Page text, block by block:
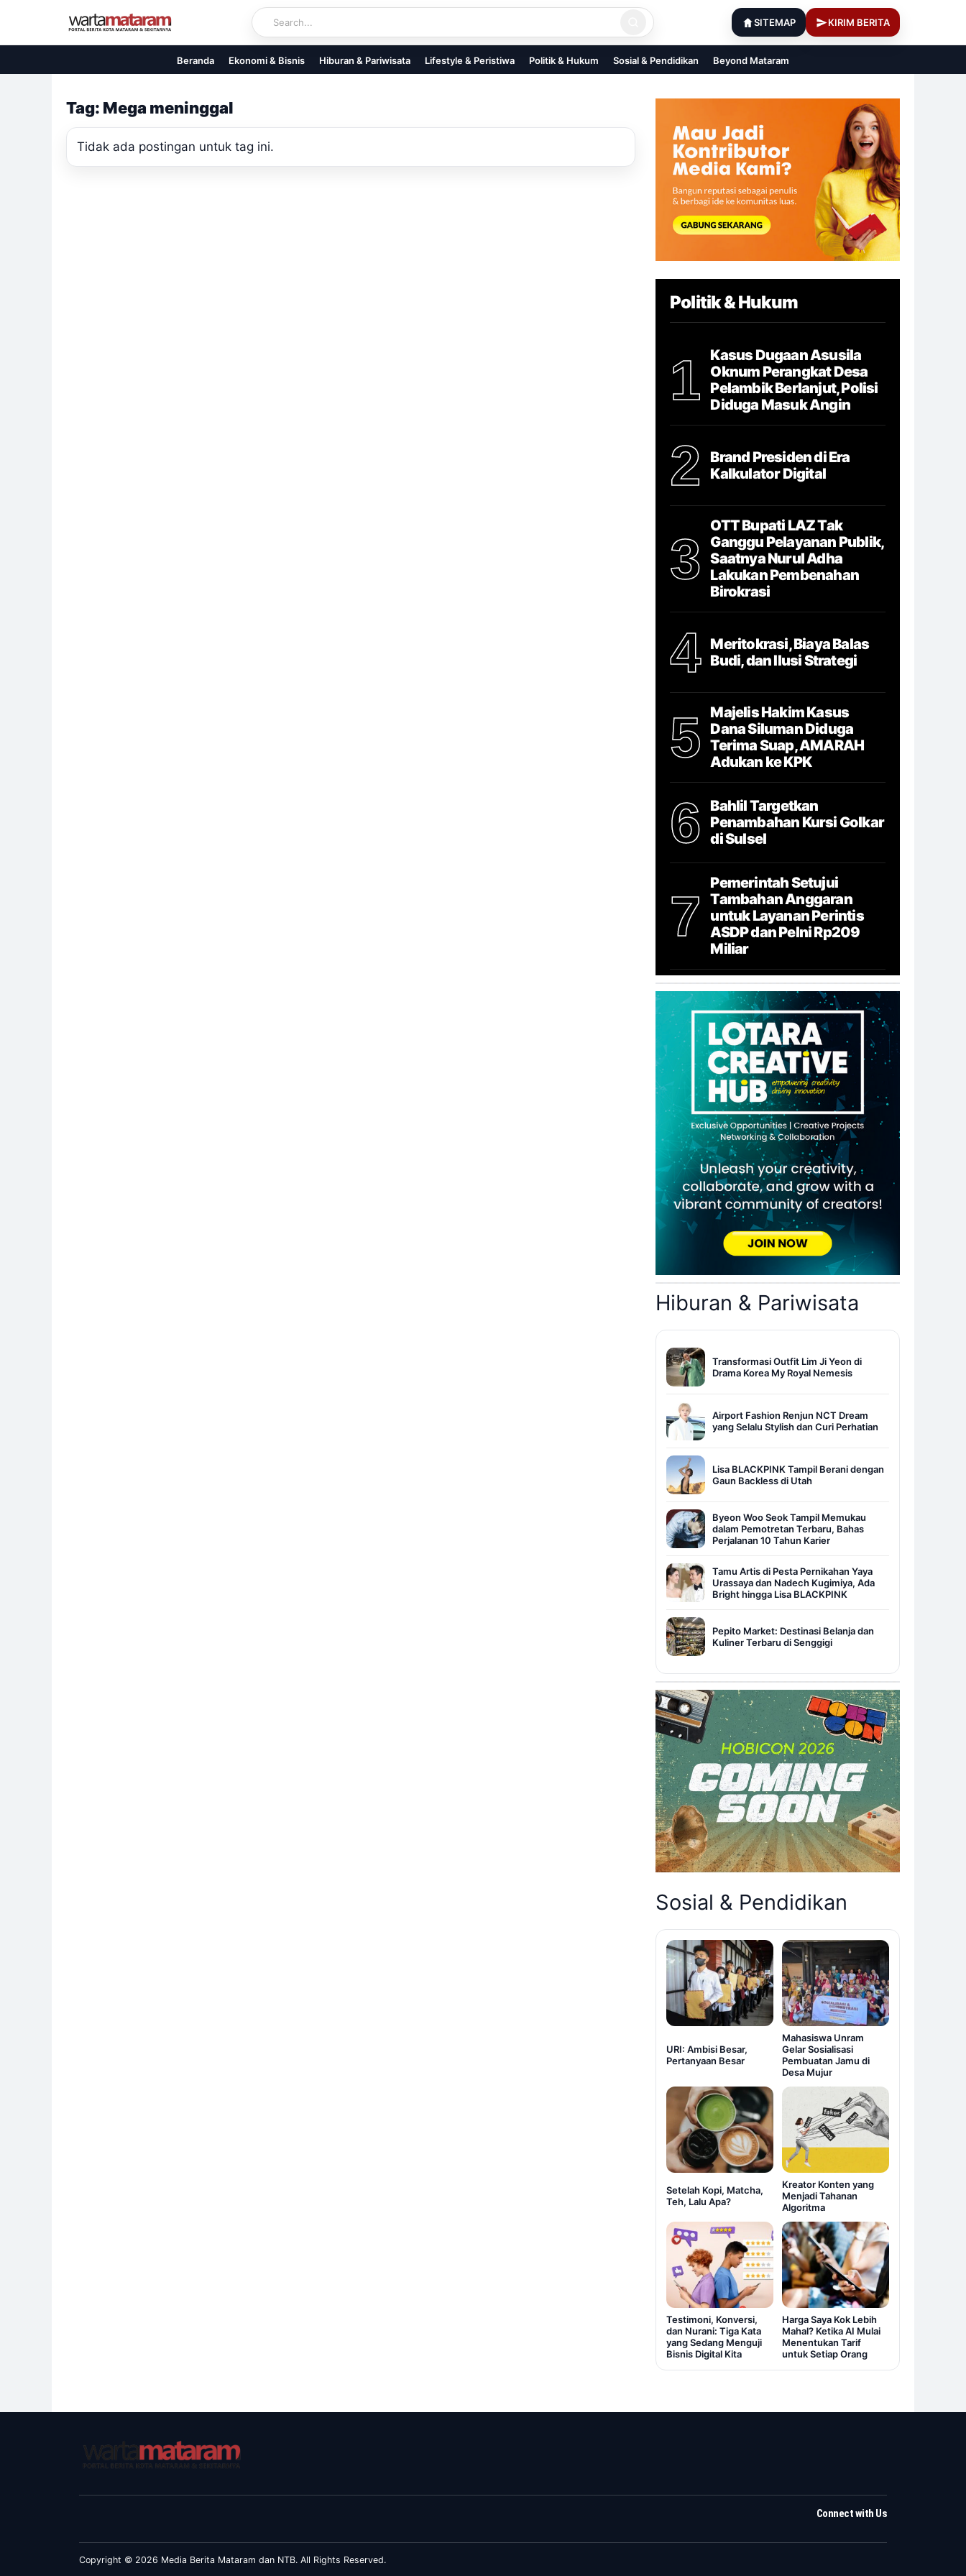
content
SITEMAP KIRIM BERITA
Beranda Ekonomi & Bisnis Hiburan & Pariwisata Lifestyle & Peristiwa Politik & Hukum Sosial & Pendidikan Beyond Mataram
Tag: Mega meninggal
Tidak ada postingan untuk tag ini.
Politik & Hukum
1
Kasus Dugaan Asusila
Oknum Perangkat Desa
Pelambik Berlanjut, Polisi
Diduga Masuk Angin
2
Brand Presiden di Era
Kalkulator Digital
3
OTT Bupati LAZ Tak
Ganggu Pelayanan Publik,
Saatnya Nurul Adha
Lakukan Pembenahan
Birokrasi
4
Meritokrasi, Biaya Balas
Budi, dan Ilusi Strategi
5
Majelis Hakim Kasus
Dana Siluman Diduga
Terima Suap, AMARAH
Adukan ke KPK
6
Bahlil Targetkan
Penambahan Kursi Golkar
di Sulsel
7
Pemerintah Setujui
Tambahan Anggaran
untuk Layanan Perintis
ASDP dan Pelni Rp209
Miliar
Hiburan & Pariwisata
Transformasi Outfit Lim Ji Yeon di
Drama Korea My Royal Nemesis
Airport Fashion Renjun NCT Dream
yang Selalu Stylish dan Curi Perhatian
Lisa BLACKPINK Tampil Berani dengan
Gaun Backless di Utah
Byeon Woo Seok Tampil Memukau
dalam Pemotretan Terbaru, Bahas
Perjalanan 10 Tahun Karier
Tamu Artis di Pesta Pernikahan Yaya
Urassaya dan Nadech Kugimiya, Ada
Bright hingga Lisa BLACKPINK
Pepito Market: Destinasi Belanja dan
Kuliner Terbaru di Senggigi
Sosial & Pendidikan
URI: Ambisi Besar,
Pertanyaan Besar
Mahasiswa Unram
Gelar Sosialisasi
Pembuatan Jamu di
Desa Mujur
Setelah Kopi, Matcha,
Teh, Lalu Apa?
Kreator Konten yang
Menjadi Tahanan
Algoritma
Testimoni, Konversi,
dan Nurani: Tiga Kata
yang Sedang Menguji
Bisnis Digital Kita
Harga Saya Kok Lebih
Mahal? Ketika AI Mulai
Menentukan Tarif
untuk Setiap Orang
Connect with Us
Copyright © 2026 Media Berita Mataram dan NTB. All Rights Reserved.